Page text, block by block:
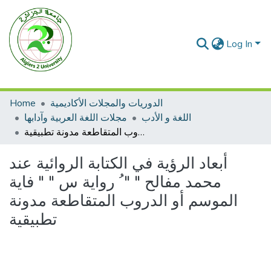
Log In
Home
الدوريات والمجلات الأكاديمية
مجلات اللغة العربية وآدابها
اللغة و الأدب
أبعاد الرؤية في الكتابة الروائية عند محمد مفالح " " ُ رواية س " " فاية الموسم أو الدروب المتقاطعة مدونة تطبيقية
أبعاد الرؤية في الكتابة الروائية عند
محمد مفالح " " ُ رواية س " " فاية
الموسم أو الدروب المتقاطعة مدونة
تطبيقية